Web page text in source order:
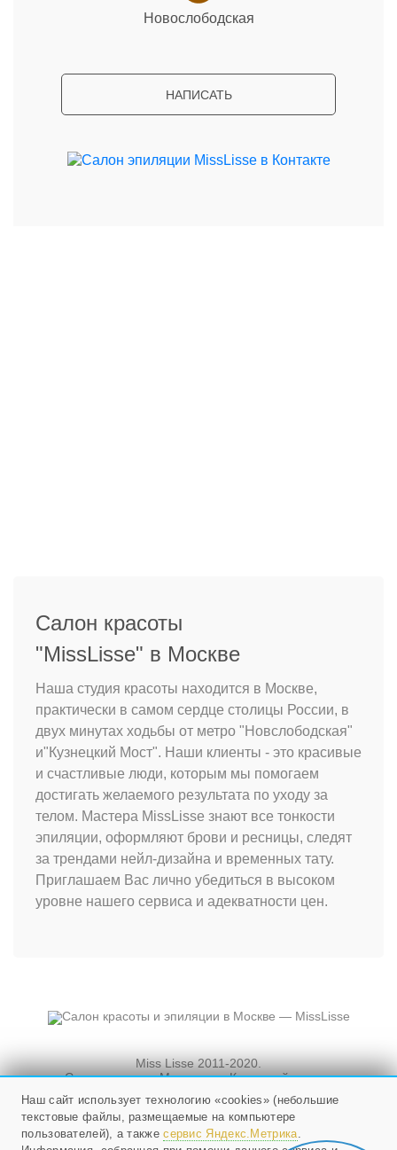
Новослободская
НАПИСАТЬ
Салон красоты
"MissLisse" в Москве
Наша студия красоты находится в Москве,
практически в самом сердце столицы России, в
двух минутах ходьбы от метро "Новслободская"
и"Кузнецкий Мост". Наши клиенты - это красивые
и счастливые люди, которым мы помогаем
достигать желаемого результата по уходу за
телом. Мастера MissLisse знают все тонкости
эпиляции, оформляют брови и ресницы, следят
за трендами нейл-дизайна и временных тату.
Приглашаем Вас лично убедиться в высоком
уровне нашего сервиса и адекватности цен.
Miss Lisse 2011-2020.
Салон красоты. Москва, ул. Кузнецкий мост, и
Новослободская, д. 3, стр. 3
Мы работаем ежедневно
с 10 до 21, в воскресенье - с 10 до 20.
Наш сайт использует технологию «cookies» (небольшие
текстовые файлы, размещаемые на компьютере
пользователей), а такжесервис Яндекс.Метрика.